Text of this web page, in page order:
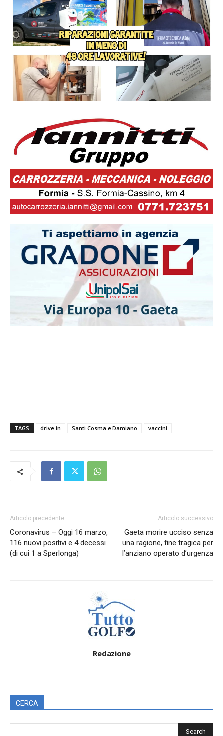
TAGS drive in Santi Cosma e Damiano vaccini
Articolo precedente
Coronavirus – Oggi 16 marzo,
116 nuovi positivi e 4 decessi
(di cui 1 a Sperlonga)
Articolo successivo
Gaeta morire ucciso senza
una ragione, fine tragica per
l’anziano operato d’urgenza
Redazione
CERCA